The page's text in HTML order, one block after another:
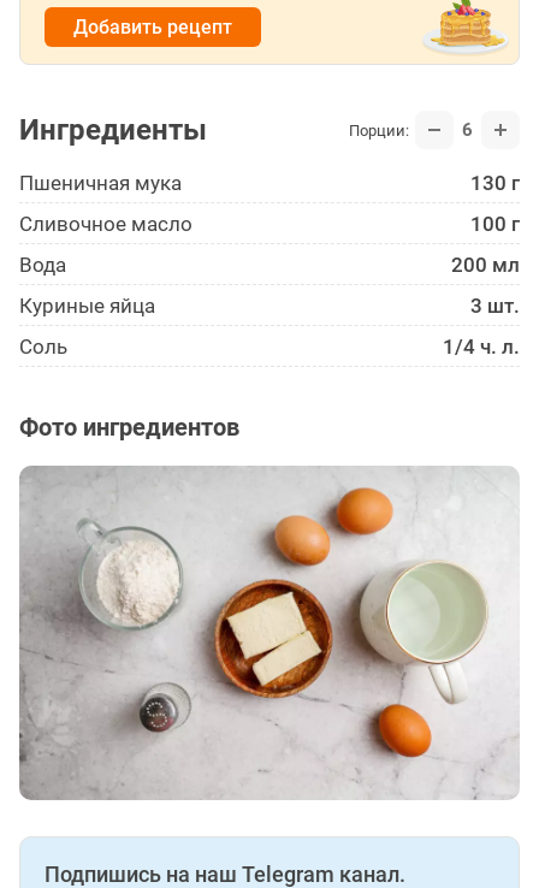
Добавить рецепт
Ингредиенты Порции: 6
Пшеничная мука
130 г
Сливочное масло
100 г
Вода
200 мл
Куриные яйца
3 шт.
Соль
1/4 ч. л.
Фото ингредиентов
Подпишись на наш Telegram канал.